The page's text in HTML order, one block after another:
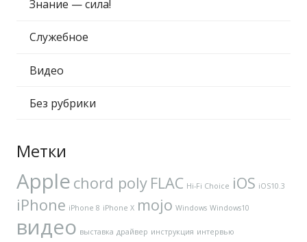
Знание — сила!
Служебное
Видео
Без рубрики
Метки
Apple chord poly FLAC Hi-Fi Choice iOS iOS10.3
iPhone iPhone 8 iPhone X mojo Windows Windows10
видео выставка драйвер инструкция интервью